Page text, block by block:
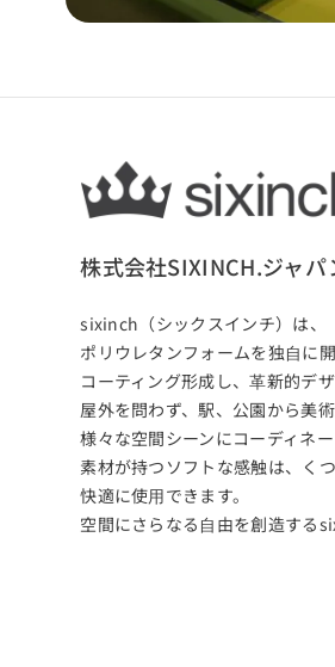
株式会社SIXINCH.ジャパ
sixinch（シックスインチ）は、
ポリウレタンフォームを独⾃に
コーティング形成し、⾰新的デ
屋外を問わず、駅、公園から美
様々な空間シーンにコーディネー
素材が持つソフトな感触は、く
快適に使⽤できます。
空間にさらなる⾃由を創造する